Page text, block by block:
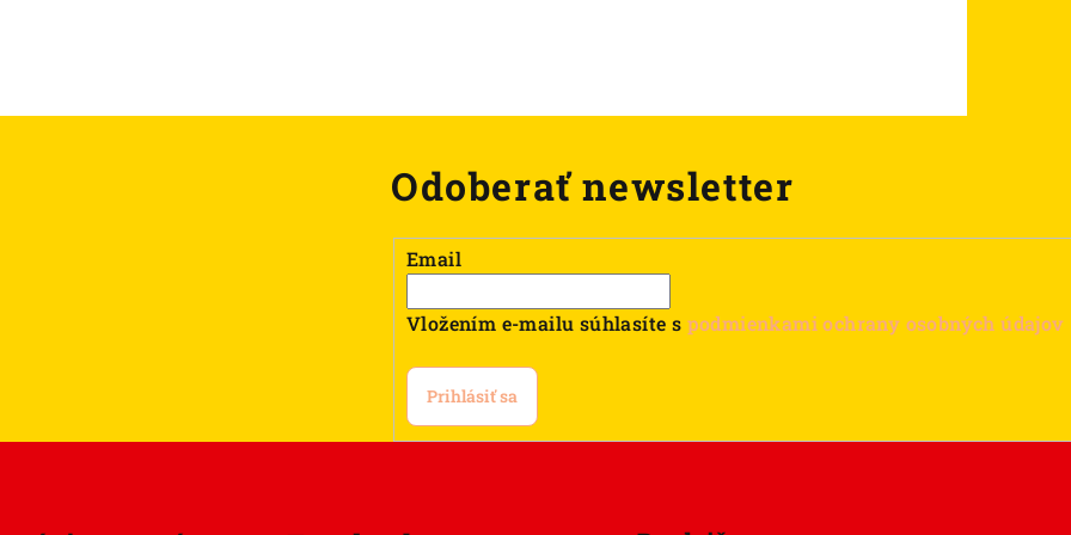
Odoberať newsletter
Email
Vložením e-mailu súhlasíte s podmienkami ochrany osobných údajov
Prihlásiť sa